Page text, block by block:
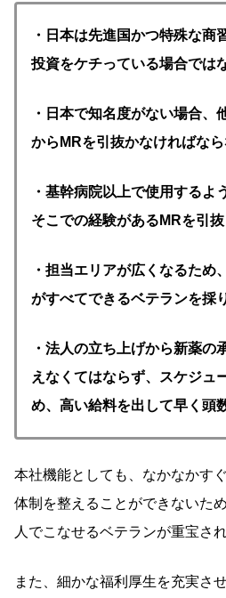
・日本は先進国かつ特殊な商
投資をケチっている場合では
・日本で知名度がない場合、
からMRを引抜かなければなら
・基幹病院以上で使用するよ
そこでの経験があるMRを引抜
・担当エリアが広くなるため
がすべてできるベテランを採
・法人の立ち上げから新薬の
えなくてはならず、スケジュ
め、高い給料を出して早く頭
本社機能としても、なかなかす
体制を整えることができないた
人でこなせるベテランが重宝され
また、細かな福利厚生を充実さ